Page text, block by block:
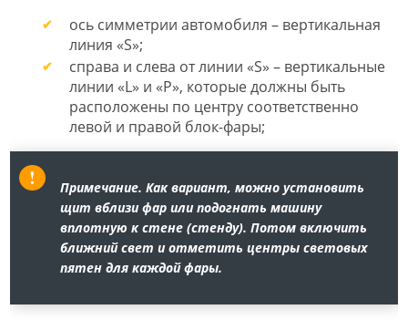
ось симметрии автомобиля – вертикальная
линия «S»;
справа и слева от линии «S» – вертикальные
линии «L» и «P», которые должны быть
расположены по центру соответственно
левой и правой блок-фары;
Примечание. Как вариант, можно установить
щит вблизи фар или подогнать машину
вплотную к стене (стенду). Потом включить
ближний свет и отметить центры световых
пятен для каждой фары.